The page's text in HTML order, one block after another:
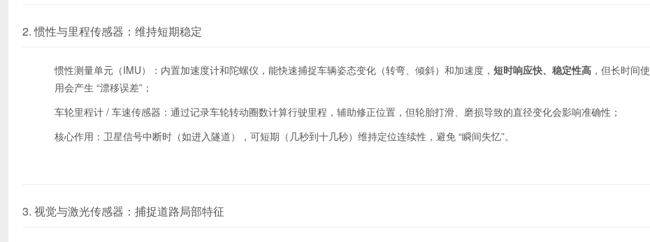
2. 惯性与里程传感器：维持短期稳定
惯性测量单元（IMU）：内置加速度计和陀螺仪，能快速捕捉车辆姿态变化（转弯、倾斜）和加速度， 短时响应快、稳定性高 ，但长时间使
用会产生 “漂移误差”；
车轮里程计 / 车速传感器：通过记录车轮转动圈数计算行驶里程，辅助修正位置，但轮胎打滑、磨损导致的直径变化会影响准确性；
核心作用：卫星信号中断时（如进入隧道），可短期（几秒到十几秒）维持定位连续性，避免 “瞬间失忆”。
3. 视觉与激光传感器：捕捉道路局部特征